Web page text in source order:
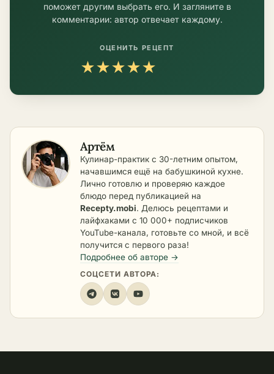
поможет другим выбрать его. И загляните в
комментарии: автор отвечает каждому.
ОЦЕНИТЬ РЕЦЕПТ
★★★★★
Артём
Кулинар-практик с 30-летним опытом,
начавшимся ещё на бабушкиной кухне.
Лично готовлю и проверяю каждое
блюдо перед публикацией на
Recepty.mobi. Делюсь рецептами и
лайфхаками с 10 000+ подписчиков
YouTube-канала, готовьте со мной, и всё
получится с первого раза!
Подробнее об авторе →
СОЦСЕТИ АВТОРА: